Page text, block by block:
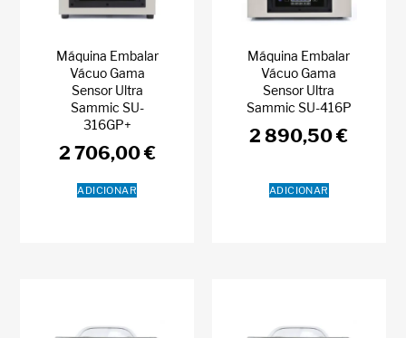
Máquina Embalar
Vácuo Gama
Sensor Ultra
Sammic SU-
316GP+
2 706,00€
ADICIONAR
Máquina Embalar
Vácuo Gama
Sensor Ultra
Sammic SU-416P
2 890,50€
ADICIONAR